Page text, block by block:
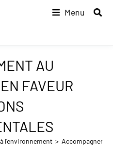
Menu
AU
FAVEUR
l’environnement >